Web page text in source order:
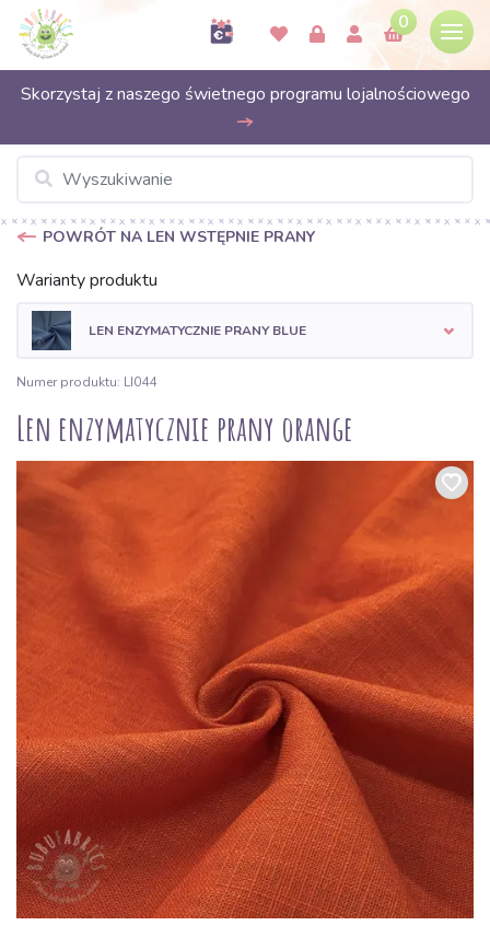
0
Skorzystaj z naszego świetnego programu lojalnościowego
POWRÓT NA LEN WSTĘPNIE PRANY
Warianty produktu
LEN ENZYMATYCZNIE PRANY BLUE
Numer produktu: LI044
Len enzymatycznie prany orange